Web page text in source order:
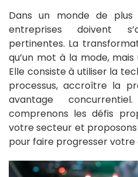
Dans un monde de plus
entreprises doivent
pertinentes. La
qu’un mot à la mode,
Elle consiste à utiliser la
processus, accroître la
avantage
comprenons les défis
votre secteur et
pour faire progresser votre